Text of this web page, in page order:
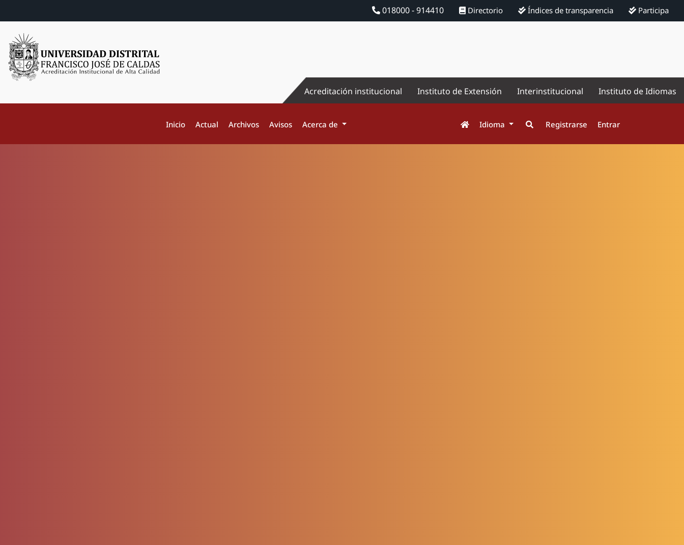
018000 - 914410 Directorio Índices de transparencia Participa
Acreditación institucional Instituto de Extensión Interinstitucional Instituto de Idiomas
Inicio Actual Archivos Avisos Acerca de Idioma Registrarse Entrar